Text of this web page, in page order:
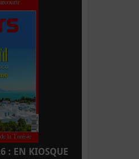
: EN KIOSQUE